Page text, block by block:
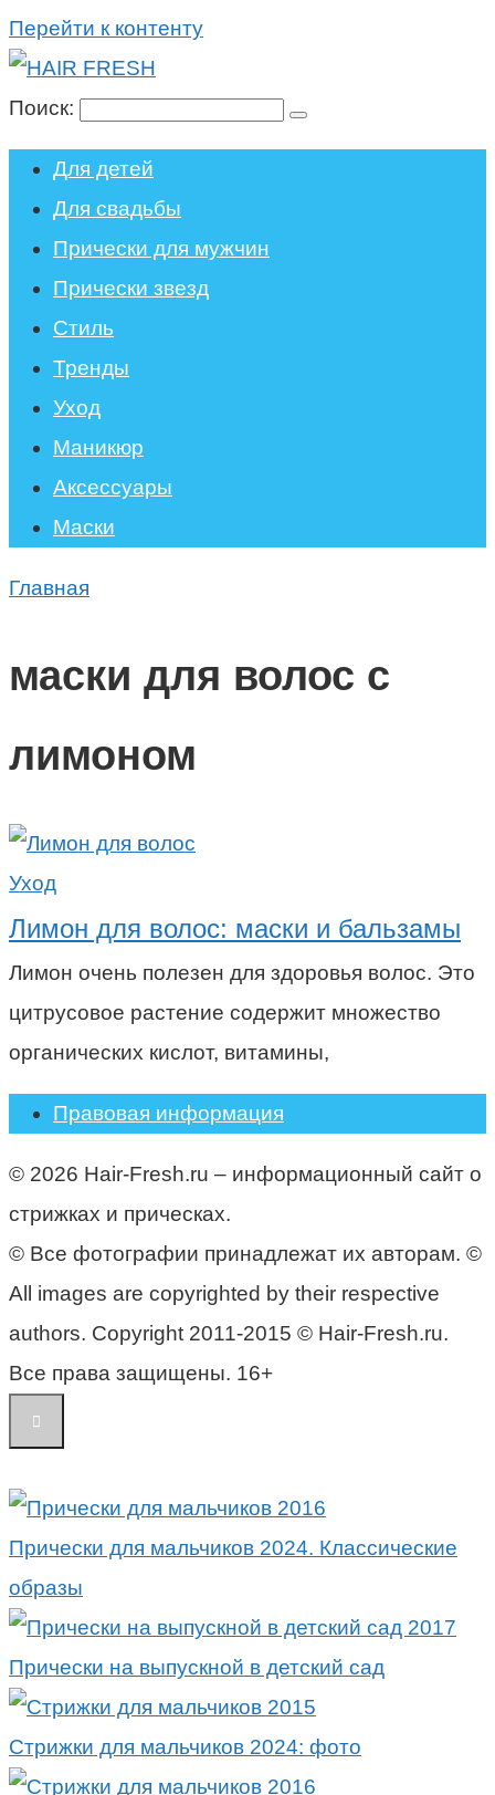
Перейти к контенту
Поиск:
Для детей
Для свадьбы
Прически для мужчин
Прически звезд
Стиль
Тренды
Уход
Маникюр
Аксессуары
Маски
Главная
маски для волос с
лимоном
Уход
Лимон для волос: маски и бальзамы
Лимон очень полезен для здоровья волос. Это
цитрусовое растение содержит множество
органических кислот, витамины,
Правовая информация
© 2026 Hair-Fresh.ru – информационный сайт о
стрижках и прическах.
© Все фотографии принадлежат их авторам. ©
All images are copyrighted by their respective
authors. Copyright 2011-2015 © Hair-Fresh.ru.
Все права защищены. 16+
Прически для мальчиков 2024. Классические
образы
Прически на выпускной в детский сад
Стрижки для мальчиков 2024: фото